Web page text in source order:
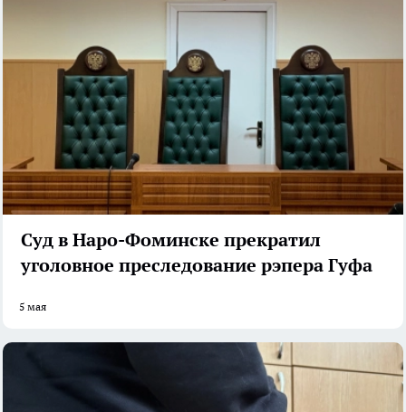
Суд в Наро-Фоминске прекратил
уголовное преследование рэпера Гуфа
5 мая